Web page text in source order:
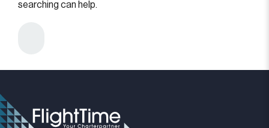
searching can help.